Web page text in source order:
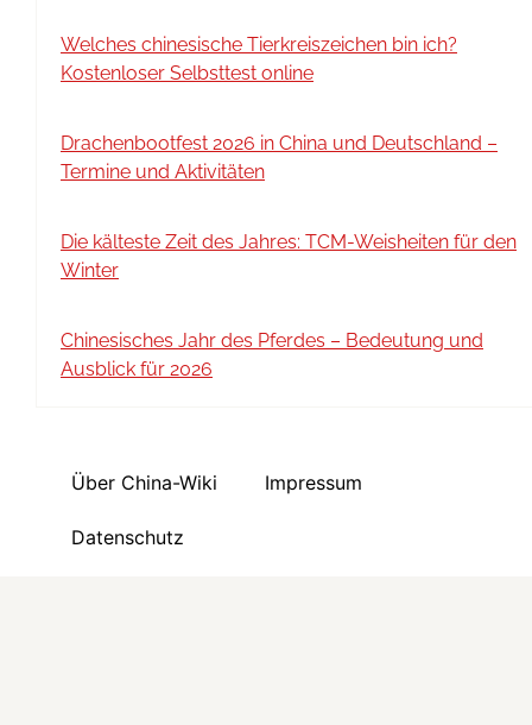
Welches chinesische Tierkreiszeichen bin ich?
Kostenloser Selbsttest online
Drachenbootfest 2026 in China und Deutschland –
Termine und Aktivitäten
Die kälteste Zeit des Jahres: TCM-Weisheiten für den
Winter
Chinesisches Jahr des Pferdes – Bedeutung und
Ausblick für 2026
Über China-Wiki Impressum
Datenschutz